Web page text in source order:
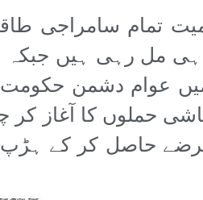
تمام سامراجی
مل رہی ہیں جبکہ
میں عوام دشمن
حملوں کا آغاز
حاصل کر کے